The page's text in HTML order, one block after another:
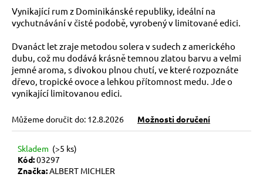
hvězdiček.
Vynikající rum z Dominikánské republiky, ideální na
vychutnávání v čisté podobě, vyrobený v limitované edici.
Dvanáct let zraje metodou solera v sudech z amerického
dubu, což mu dodává krásně temnou zlatou barvu a velmi
jemné aroma, s divokou plnou chutí, ve které rozpoznáte
dřevo, tropické ovoce a lehkou přítomnost medu. Jde o
vynikající limitovanou edici.
Můžeme doručit do: 12.8.2026 Možnosti doručení
Skladem (>5 ks)
Kód:03297
Značka:ALBERT MICHLER
u
č
j
e
m
e